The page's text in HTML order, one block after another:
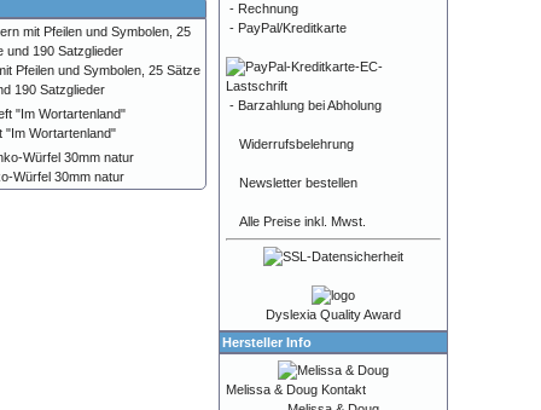
Pfeilen und Symbolen, 25 Sätze
190 Satzglieder
"Im Wortartenland"
Würfel 30mm natur
- Rechnung
- PayPal/Kreditkarte
- Barzahlung bei Abholung
Widerrufsbelehrung
Newsletter bestellen
Alle Preise inkl. Mwst.
Dyslexia Quality Award
Hersteller Info
Melissa & Doug Kontakt